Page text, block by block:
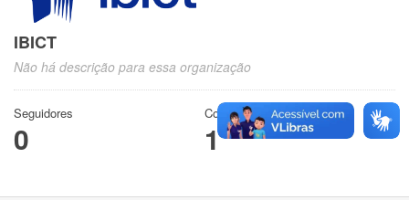
IBICT
Não há descrição para essa organização
Seguidores
0
Conjuntos de dados
1